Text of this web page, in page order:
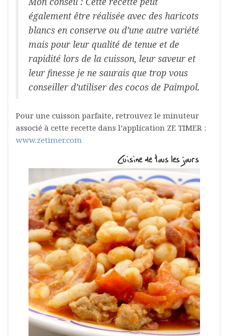
également être réalisée avec des haricots
blancs en conserve ou d’une autre variété
mais pour leur qualité de tenue et de
rapidité lors de la cuisson, leur saveur et
leur finesse je ne saurais que trop vous
conseiller d’utiliser des cocos de Paimpol.
Pour une cuisson parfaite, retrouvez le minuteur
associé à cette recette dans l’application ZE TIMER :
www.zetimer.com